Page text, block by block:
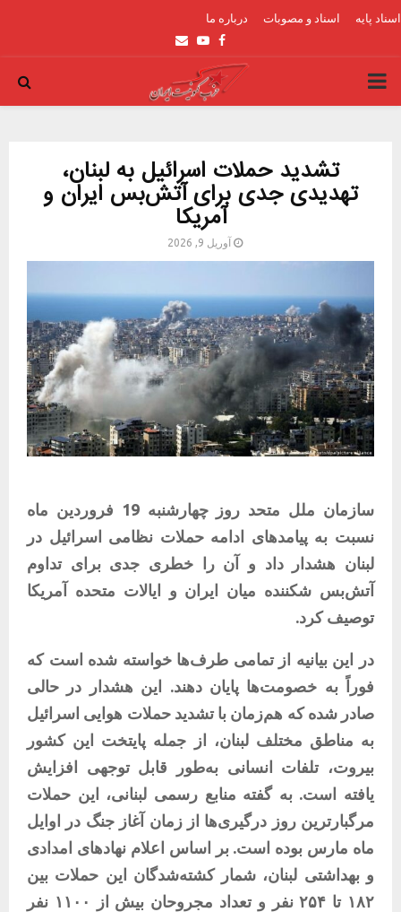
اسناد پایه اسناد و مصوبات درباره ما
Facebook
Youtube
Email
PRIMARY
تشدید حملات اسرائیل به لبنان،
تهدیدی جدی برای آتش‌بس ایران و
آمریکا
آوریل 9, 2026
سازمان ملل متحد روز چهارشنبه 19 فروردین ماه
نسبت به پیامدهای ادامه حملات نظامی اسرائیل در
لبنان هشدار داد و آن را خطری جدی برای تداوم
آتش‌بس شکننده میان ایران و ایالات متحده آمریکا
توصیف کرد.
در این بیانیه از تمامی طرف‌ها خواسته شده است که
فوراً به خصومت‌ها پایان دهند. این هشدار در حالی
صادر شده که هم‌زمان با تشدید حملات هوایی اسرائیل
به مناطق مختلف لبنان، از جمله پایتخت این کشور
بیروت، تلفات انسانی به‌طور قابل توجهی افزایش
یافته است. به گفته منابع رسمی لبنانی، این حملات
مرگبارترین روز درگیری‌ها از زمان آغاز جنگ در اوایل
ماه مارس بوده است. بر اساس اعلام نهادهای امدادی
و بهداشتی لبنان، شمار کشته‌شدگان این حملات بین
۱۸۲ تا ۲۵۴ نفر و تعداد مجروحان بیش از ۱۱۰۰ نفر